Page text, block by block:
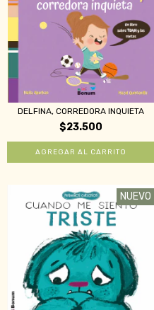
DELFINA, CORREDORA INQUIETA
$23.500
NUEVO